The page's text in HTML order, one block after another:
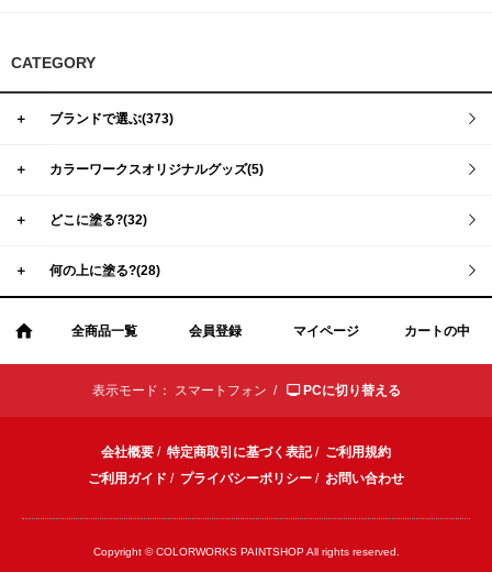
CATEGORY
＋ ブランドで選ぶ(373)
＋ カラーワークスオリジナルグッズ(5)
＋ どこに塗る?(32)
＋ 何の上に塗る?(28)
全商品一覧 会員登録 マイページ カートの中
表示モード： スマートフォン / PCに切り替える
会社概要 / 特定商取引に基づく表記/ ご利用規約
ご利用ガイド / プライバシーポリシー / お問い合わせ
Copyright © COLORWORKS PAINTSHOP All rights reserved.